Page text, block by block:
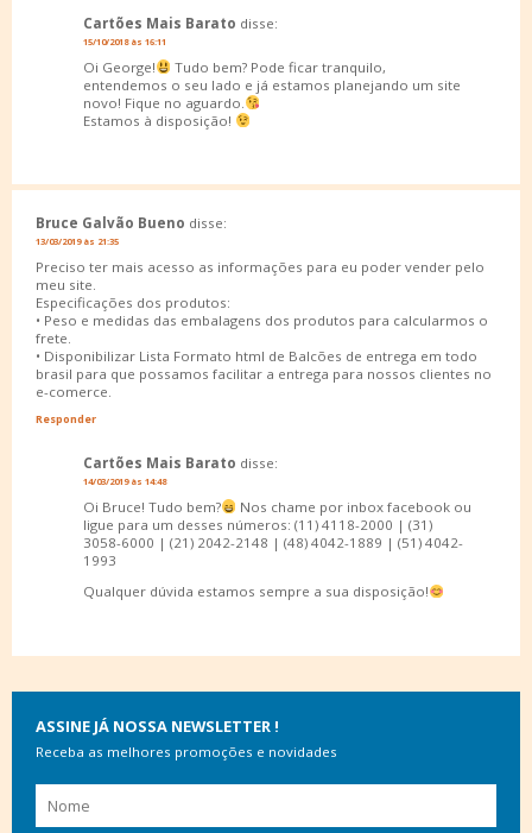
Cartões Mais Barato disse:
15/10/2018 às 16:11
Oi George!
Tudo bem? Pode ficar tranquilo,
entendemos o seu lado e já estamos planejando um site
novo! Fique no aguardo.
Estamos à disposição!
Bruce Galvão Bueno disse:
13/03/2019 às 21:35
Preciso ter mais acesso as informações para eu poder vender pelo
meu site.
Especificações dos produtos:
• Peso e medidas das embalagens dos produtos para calcularmos o
frete.
• Disponibilizar Lista Formato html de Balcões de entrega em todo
brasil para que possamos facilitar a entrega para nossos clientes no
e-comerce.
Responder
Cartões Mais Barato disse:
14/03/2019 às 14:48
Oi Bruce! Tudo bem?
Nos chame por inbox facebook ou
ligue para um desses números: (11) 4118-2000 | (31)
3058-6000 | (21) 2042-2148 | (48) 4042-1889 | (51) 4042-
1993
Qualquer dúvida estamos sempre a sua disposição!
ASSINE JÁ NOSSA NEWSLETTER !
Receba as melhores promoções e novidades